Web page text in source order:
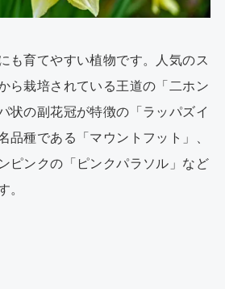
も育てやすい植物です。人気のス
ら栽培されている王道の「二ホン
状の副花冠が特徴の「ラッパズイ
品種である「マウントフット」、
ピンクの「ピンクパラソル」など
。